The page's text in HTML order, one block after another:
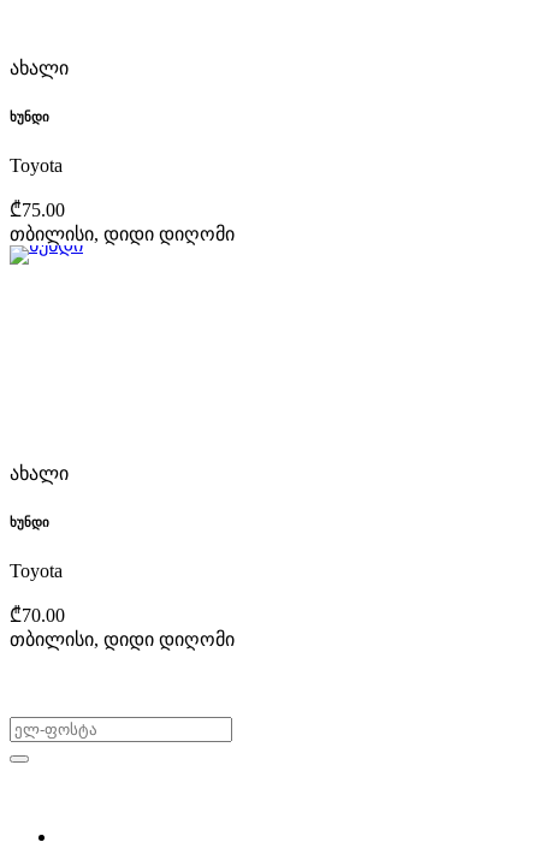
ახალი
ხუნდი
Toyota
₾75.00
თბილისი, დიდი დიღომი
ახალი
ხუნდი
Toyota
₾70.00
თბილისი, დიდი დიღომი